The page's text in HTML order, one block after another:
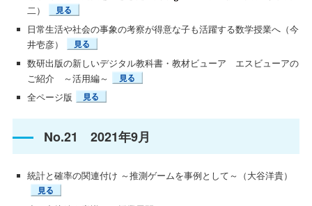
二）
日常生活や社会の事象の考察が得意な子も活躍する数学授業へ（今
井壱彦）
数研出版の新しいデジタル教科書・教材ビューア エスビューアの
ご紹介 ～活用編～
全ページ版
No.21 2021年9月
統計と確率の関連付け ～推測ゲームを事例として～（大谷洋貴）